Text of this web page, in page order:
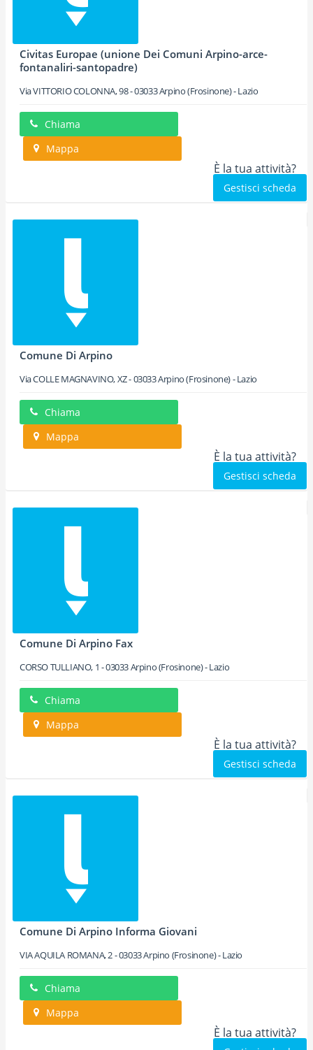
Civitas Europae (unione Dei Comuni Arpino-arce-
fontanaliri-santopadre)
Via VITTORIO COLONNA, 98-03033Arpino(Frosinone) -Lazio
Chiama
Mappa
È la tua attività?
Gestisci scheda
Comune Di Arpino
Via COLLE MAGNAVINO, XZ-03033Arpino(Frosinone) -Lazio
Chiama
Mappa
È la tua attività?
Gestisci scheda
Comune Di Arpino Fax
CORSO TULLIANO, 1 -03033Arpino(Frosinone) -Lazio
Chiama
Mappa
È la tua attività?
Gestisci scheda
Comune Di Arpino Informa Giovani
VIA AQUILA ROMANA, 2-03033Arpino (Frosinone) -Lazio
Chiama
Mappa
È la tua attività?